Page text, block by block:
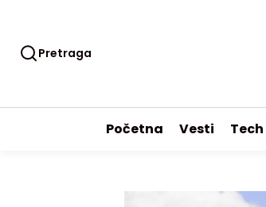
Pretraga
Početna Vesti Tech